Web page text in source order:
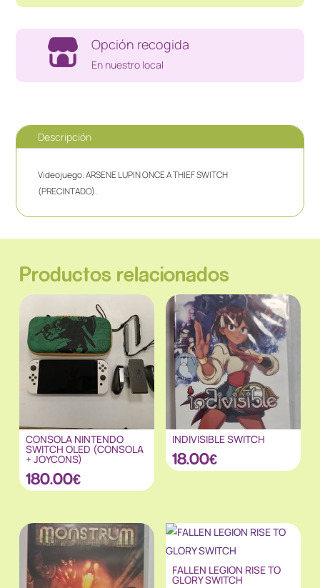
Opción recogida
En nuestro local
Descripción
Videojuego. ARSENE LUPIN ONCE A THIEF SWITCH
(PRECINTADO).
Productos relacionados
CONSOLA NINTENDO
SWITCH OLED (CONSOLA
+ JOYCONS)
180.00€
INDIVISIBLE SWITCH
18.00€
FALLEN LEGION RISE TO
GLORY SWITCH